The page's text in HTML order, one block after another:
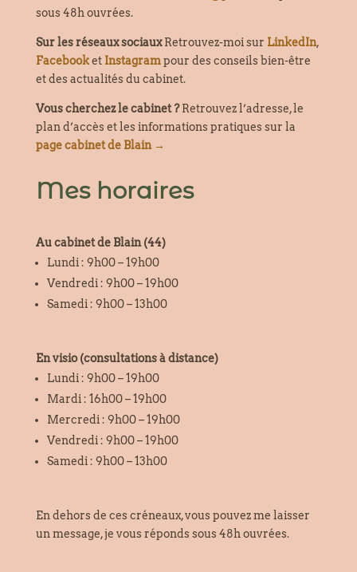
sous 48h ouvrées.
Sur les réseaux sociauxRetrouvez-moi sur LinkedIn,
Facebooket Instagrampour des conseils bien-être
et des actualités du cabinet.
Vous cherchez le cabinet ?Retrouvez l’adresse, le
plan d’accès et les informations pratiques sur la
page cabinet de Blain →
Mes horaires
Au cabinet de Blain (44)
Lundi : 9h00 – 19h00
Vendredi : 9h00 – 19h00
Samedi : 9h00 – 13h00
En visio (consultations à distance)
Lundi : 9h00 – 19h00
Mardi : 16h00 – 19h00
Mercredi : 9h00 – 19h00
Vendredi : 9h00 – 19h00
Samedi : 9h00 – 13h00
En dehors de ces créneaux, vous pouvez me laisser
un message, je vous réponds sous 48h ouvrées.